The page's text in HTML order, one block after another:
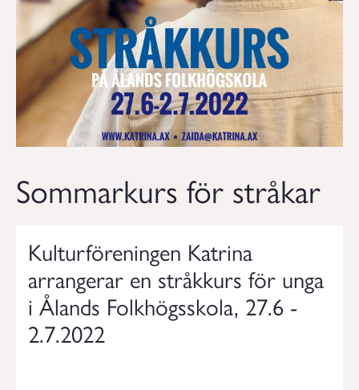
Sommarkurs för stråkar
Kulturföreningen Katrina
arrangerar en stråkkurs för unga
i Ålands Folkhögsskola, 27.6 -
2.7.2022